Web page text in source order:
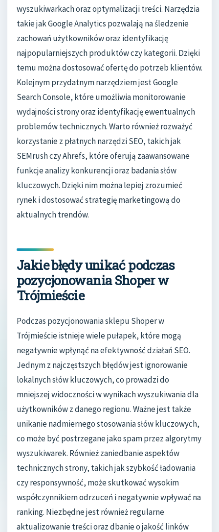
wyszukiwarkach oraz optymalizacji treści. Narzędzia
takie jak Google Analytics pozwalają na śledzenie
zachowań użytkowników oraz identyfikację
najpopularniejszych produktów czy kategorii. Dzięki
temu można dostosować ofertę do potrzeb klientów.
Kolejnym przydatnym narzędziem jest Google
Search Console, które umożliwia monitorowanie
wydajności strony oraz identyfikację ewentualnych
problemów technicznych. Warto również rozważyć
korzystanie z płatnych narzędzi SEO, takich jak
SEMrush czy Ahrefs, które oferują zaawansowane
funkcje analizy konkurencji oraz badania słów
kluczowych. Dzięki nim można lepiej zrozumieć
rynek i dostosować strategię marketingową do
aktualnych trendów.
Jakie błędy unikać podczas
pozycjonowania Shoper w
Trójmieście
Podczas pozycjonowania sklepu Shoper w
Trójmieście istnieje wiele pułapek, które mogą
negatywnie wpłynąć na efektywność działań SEO.
Jednym z najczęstszych błędów jest ignorowanie
lokalnych słów kluczowych, co prowadzi do
mniejszej widoczności w wynikach wyszukiwania dla
użytkowników z danego regionu. Ważne jest także
unikanie nadmiernego stosowania słów kluczowych,
co może być postrzegane jako spam przez algorytmy
wyszukiwarek. Również zaniedbanie aspektów
technicznych strony, takich jak szybkość ładowania
czy responsywność, może skutkować wysokim
współczynnikiem odrzuceń i negatywnie wpływać na
ranking. Niezbędne jest również regularne
aktualizowanie treści oraz dbanie o jakość linków